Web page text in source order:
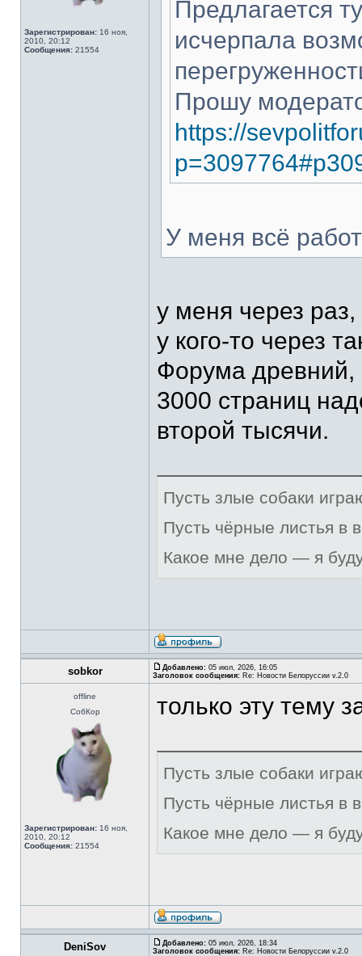
Зарегистрирован: 16 ноя,
2010, 20:12
Сообщения: 21554
Предлагается
исчерпала
Прошу
https://
У меня всё
у меня через
у кого-то через
Форума древний,
3000 страниц
второй тысячи.
Пусть злые собаки
Пусть чёрные листья в
Какое мне дело — я
sobkor Добавлено: 05 июл, 2026, 16:05
Заголовок сообщения: Re: Новости Белоруссии v.2.0
offline
СобКор
Зарегистрирован: 16 ноя,
2010, 20:12
Сообщения: 21554
только эту тему
Пусть злые собаки
Пусть чёрные листья в
Какое мне дело — я
DeniSov Добавлено: 05 июл, 2026, 18:34
Заголовок сообщения: Re: Новости Белоруссии v.2.0